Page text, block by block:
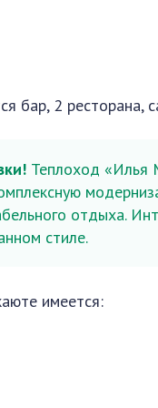
бар, 2 ресторана,
Теплоход «Илья
отдыха.
стиле.
имеется: